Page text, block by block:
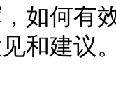
如何有
和建议